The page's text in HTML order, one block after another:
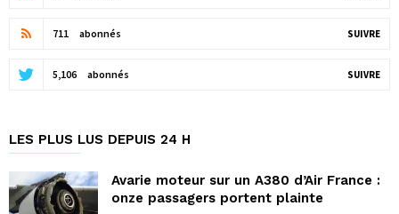
711 abonnés SUIVRE
5,106 abonnés SUIVRE
LES PLUS LUS DEPUIS 24 H
Avarie moteur sur un A380 d’Air France :
onze passagers portent plainte